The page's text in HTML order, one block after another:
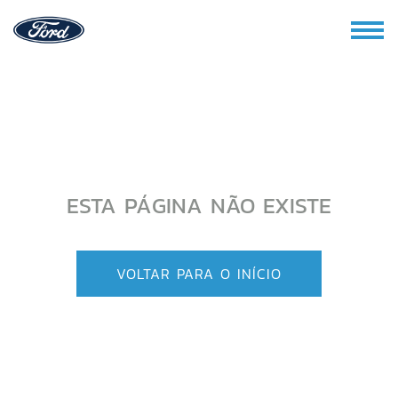
ESTA PÁGINA NÃO EXISTE
VOLTAR PARA O INÍCIO